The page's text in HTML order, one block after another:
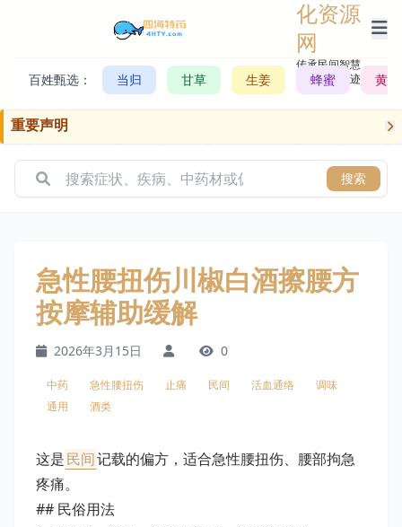
化资源
网
传承民间智慧，
记录历史轨迹
百姓甄选： 当归 甘草 生姜 蜂蜜 黄芪
重要声明
搜索
急性腰扭伤川椒白酒擦腰方
按摩辅助缓解
2026年3月15日 0
中药 急性腰扭伤 止痛 民间 活血通络
调味
通用
酒类
这是民间记载的偏方，适合急性腰扭伤、腰部拘急
疼痛。
## 民俗用法